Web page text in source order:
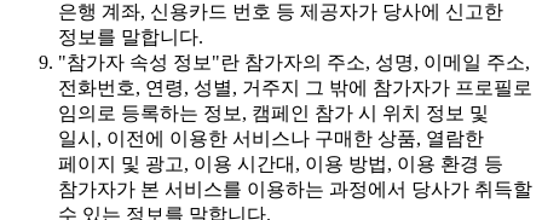
은행 계좌, 신용카드 번호 등 제공자가 당사에 신고한
정보를 말합니다.
"참가자 속성 정보"란 참가자의 주소, 성명, 이메일 주소,
전화번호, 연령, 성별, 거주지 그 밖에 참가자가 프로필로
임의로 등록하는 정보, 캠페인 참가 시 위치 정보 및
일시, 이전에 이용한 서비스나 구매한 상품, 열람한
페이지 및 광고, 이용 시간대, 이용 방법, 이용 환경 등
참가자가 본 서비스를 이용하는 과정에서 당사가 취득할
수 있는 정보를 말합니다.